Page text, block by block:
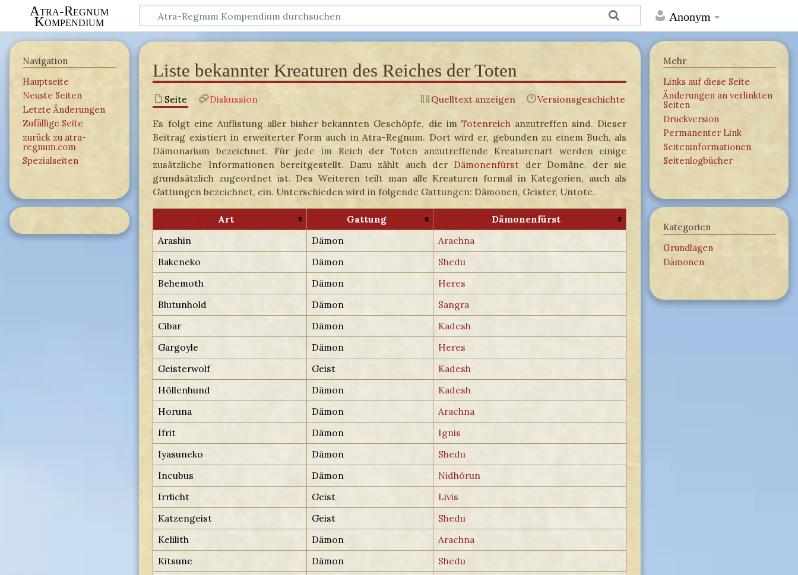
Anonym
Atra-Regnum
Kompendium
Liste bekannter Kreaturen des Reiches der Toten
Seite Diskussion Quelltext anzeigen Versionsgeschichte
Es folgt eine Auflistung aller bisher bekannten Geschöpfe, die im Totenreichanzutreffen sind. Dieser
Beitrag existiert in erweiterter Form auch in Atra-Regnum. Dort wird er, gebunden zu einem Buch, als
Dämonarium bezeichnet. Für jede im Reich der Toten anzutreffende Kreaturenart werden einige
zusätzliche Informationen bereitgestellt. Dazu zählt auch der Dämonenfürst der Domäne, der sie
grundsätzlich zugeordnet ist. Des Weiteren teilt man alle Kreaturen formal in Kategorien, auch als
Gattungen bezeichnet, ein. Unterschieden wird in folgende Gattungen: Dämonen, Geister, Untote.
Art Gattung
Dämonenfürst
Arashin
Dämon
Arachna
Bakeneko
Dämon
Shedu
Behemoth
Dämon
Heres
Blutunhold
Dämon
Sangra
Cibar
Dämon
Kadesh
Gargoyle
Dämon
Heres
Geisterwolf
Geist
Kadesh
Höllenhund
Dämon
Kadesh
Horuna
Dämon
Arachna
Ifrit
Dämon
Ignis
Iyasuneko
Dämon
Shedu
Incubus
Dämon
Nidhörun
Irrlicht
Geist
Livis
Katzengeist
Geist
Shedu
Kelilith
Dämon
Arachna
Kitsune
Dämon
Shedu
Navigation
Hauptseite
Neuste Seiten
Letzte Änderungen
Zufällige Seite
zurück zu atra-
regnum.com
Spezialseiten
Mehr
Links auf diese Seite
Änderungen an verlinkten
Seiten
Druckversion
Permanenter Link
Seiten­­informationen
Seitenlogbücher
Kategorien
Grundlagen
Dämonen